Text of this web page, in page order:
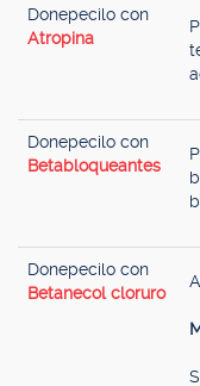
Donepecilo con
Atropina
Donepecilo con
Betabloqueantes
Donepecilo con
Betanecol cloruro